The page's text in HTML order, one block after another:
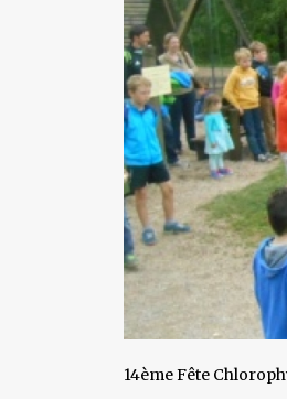
14ème Fête